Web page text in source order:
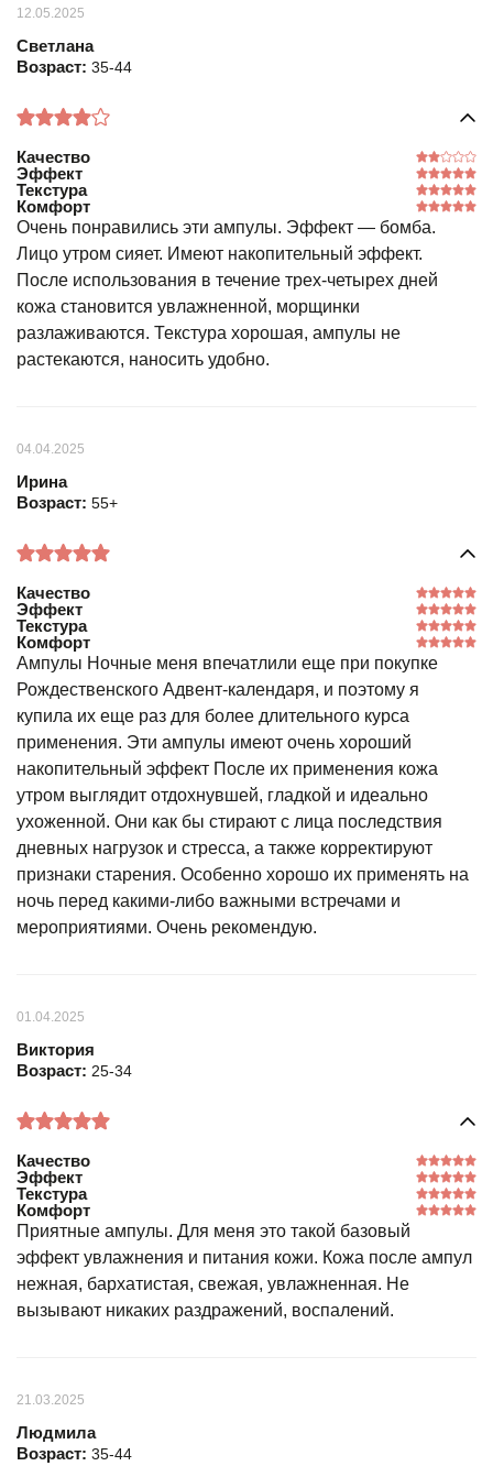
12.05.2025
Светлана
Возраст: 35-44
Качество
Эффект
Текстура
Комфорт
Очень понравились эти ампулы. Эффект — бомба.
Лицо утром сияет. Имеют накопительный эффект.
После использования в течение трех-четырех дней
кожа становится увлажненной, морщинки
разлаживаются. Текстура хорошая, ампулы не
растекаются, наносить удобно.
04.04.2025
Ирина
Возраст: 55+
Качество
Эффект
Текстура
Комфорт
Ампулы Ночные меня впечатлили еще при покупке
Рождественского Адвент-календаря, и поэтому я
купила их еще раз для более длительного курса
применения. Эти ампулы имеют очень хороший
накопительный эффект После их применения кожа
утром выглядит отдохнувшей, гладкой и идеально
ухоженной. Они как бы стирают с лица последствия
дневных нагрузок и стресса, а также корректируют
признаки старения. Особенно хорошо их применять на
ночь перед какими-либо важными встречами и
мероприятиями. Очень рекомендую.
01.04.2025
Виктория
Возраст: 25-34
Качество
Эффект
Текстура
Комфорт
Приятные ампулы. Для меня это такой базовый
эффект увлажнения и питания кожи. Кожа после ампул
нежная, бархатистая, свежая, увлажненная. Не
вызывают никаких раздражений, воспалений.
21.03.2025
Людмила
Возраст: 35-44